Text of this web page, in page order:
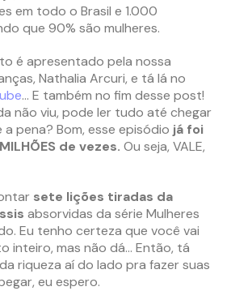
em todo o Brasil e 1.000
que 90% são mulheres.
é apresentado pela nossa
Nathalia Arcuri, e tá lá no
… E também no fim desse post!
não viu, pode ler tudo até chegar
a pena? Bom, esse episódio já foi
de vezes. Ou seja, VALE,
sete lições tiradas da
absorvidas da série Mulheres
Eu tenho certeza que você vai
inteiro, mas não dá… Então, tá
riqueza aí do lado pra fazer suas
eu espero.